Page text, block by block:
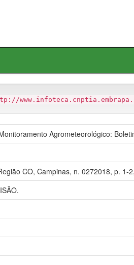
Agrometeorológico:
CO, Campinas, n. 0272018, p. 1-